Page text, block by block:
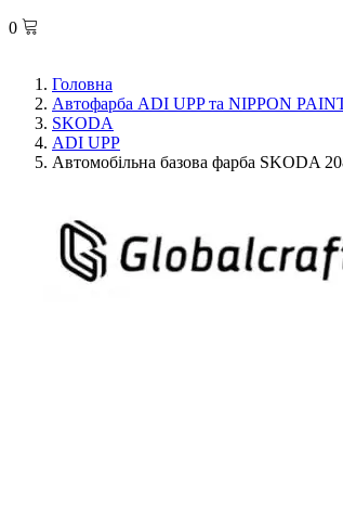
0
Головна
Автофарба ADI UPP та NIPPON
SKODA
ADI UPP
Автомобільна базова фарба SKODA